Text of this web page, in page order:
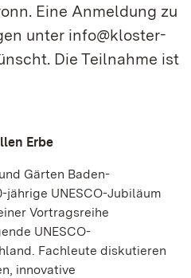
Eine Anmeldung zu
unter info@kloster-
Die Teilnahme ist
Erbe
Gärten Baden-
UNESCO-Jubiläum
Vortragsreihe
UNESCO-
Fachleute diskutieren
innovative